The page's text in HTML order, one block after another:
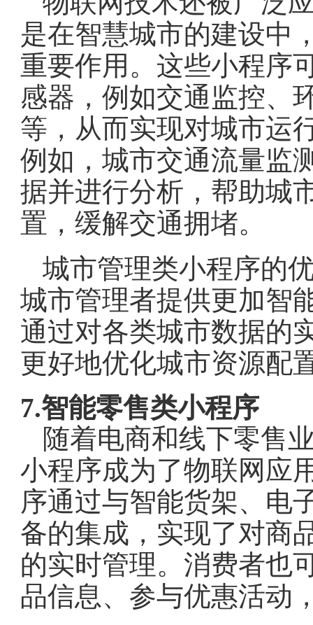
是在智慧城市的建设中
重要作用。这些小程序
感器，例如交通监控、
等，从而实现对城市运
例如，城市交通流量监
据并进行分析，帮助城
置，缓解交通拥堵。
城市管理类小程序的
城市管理者提供更加智
通过对各类城市数据的
更好地优化城市资源配
7.智能零售类小程序
随着电商和线下零售
小程序成为了物联网应
序通过与智能货架、电
备的集成，实现了对商
的实时管理。消费者也
品信息、参与优惠活动